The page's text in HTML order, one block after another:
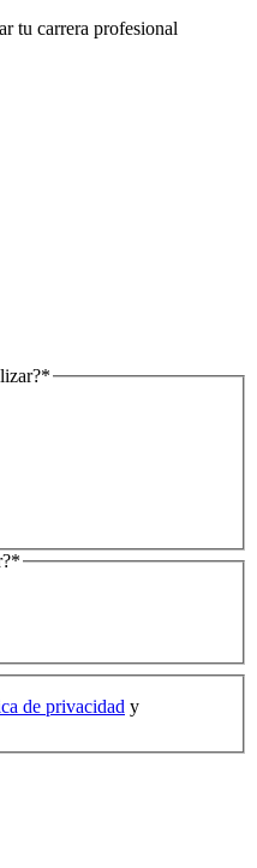
tu carrera profesional
*
*
de privacidad y